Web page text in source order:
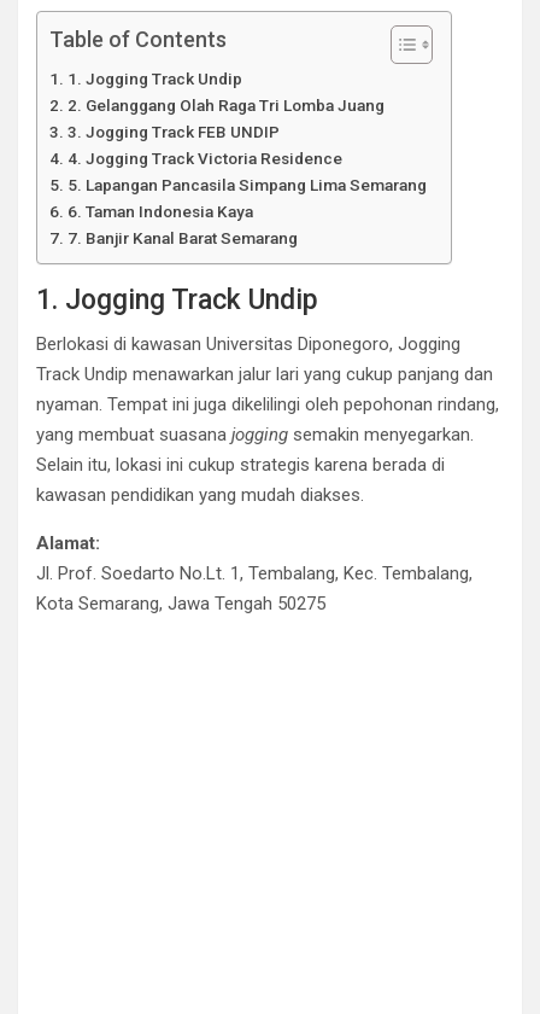
Table of Contents
1. Jogging Track Undip
2. Gelanggang Olah Raga Tri Lomba Juang
3. Jogging Track FEB UNDIP
4. Jogging Track Victoria Residence
5. Lapangan Pancasila Simpang Lima Semarang
6. Taman Indonesia Kaya
7. Banjir Kanal Barat Semarang
1. Jogging Track Undip
Berlokasi di kawasan Universitas Diponegoro, Jogging
Track Undip menawarkan jalur lari yang cukup panjang dan
nyaman. Tempat ini juga dikelilingi oleh pepohonan rindang,
yang membuat suasana jogging semakin menyegarkan.
Selain itu, lokasi ini cukup strategis karena berada di
kawasan pendidikan yang mudah diakses.
Alamat:
Jl. Prof. Soedarto No.Lt. 1, Tembalang, Kec. Tembalang,
Kota Semarang, Jawa Tengah 50275